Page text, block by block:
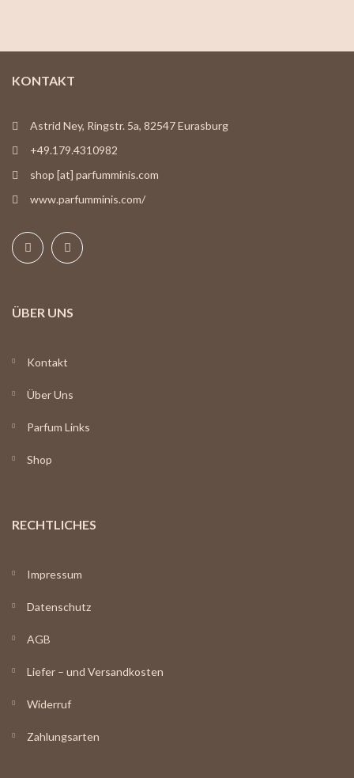
KONTAKT
Astrid Ney, Ringstr. 5a, 82547 Eurasburg
+49.179.4310982
shop [at] parfumminis.com
www.parfumminis.com/
ÜBER UNS
Kontakt
Über Uns
Parfum Links
Shop
RECHTLICHES
Impressum
Datenschutz
AGB
Liefer – und Versandkosten
Widerruf
Zahlungsarten